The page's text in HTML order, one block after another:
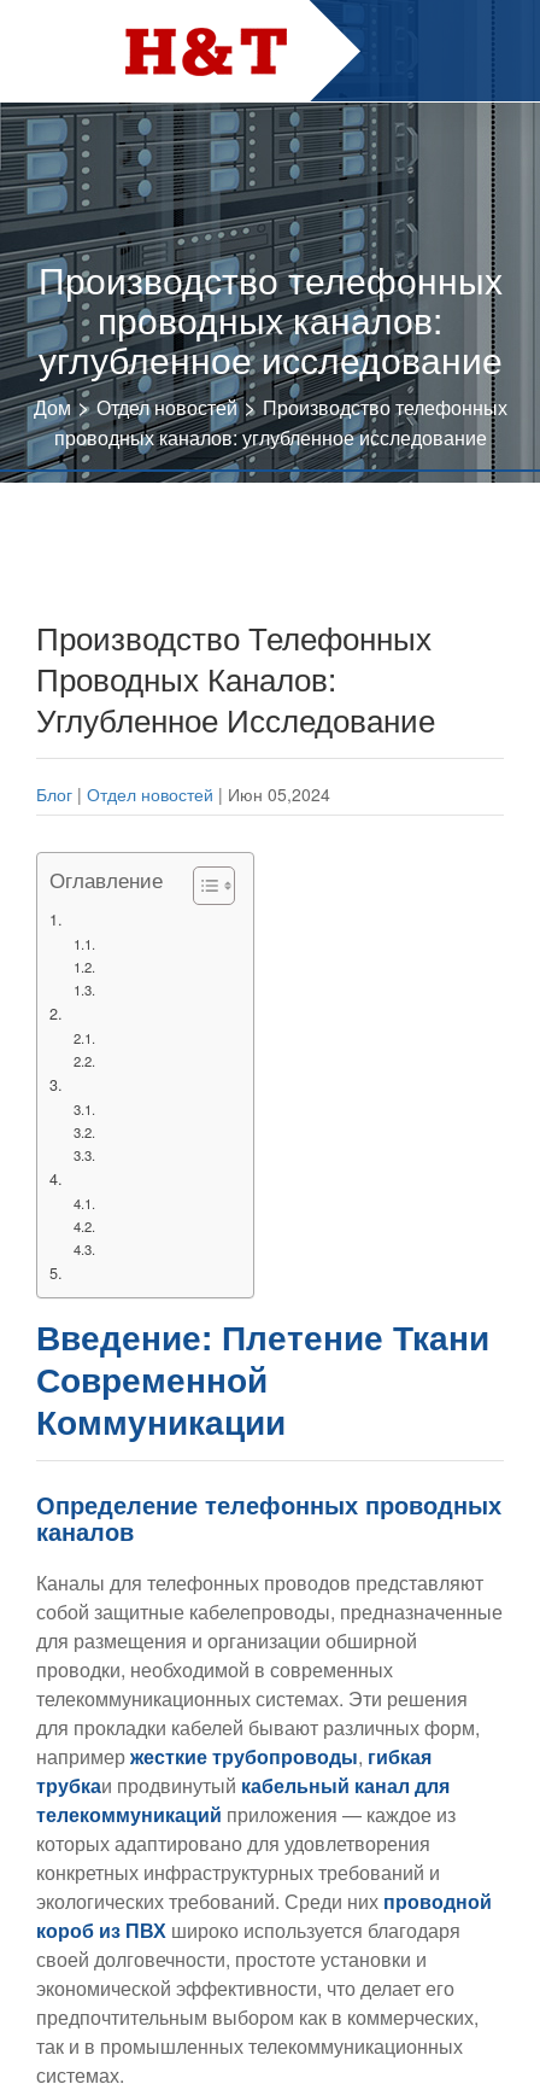
Производство телефонных
проводных каналов:
углубленное исследование
Дом>Отдел новостей> Производство телефонных
проводных каналов: углубленное исследование
Производство Телефонных
Проводных Каналов:
Углубленное Исследование
Блог | Отдел новостей | Июн 05,2024
Оглавление
Введение: Плетение Ткани
Современной
Коммуникации
Определение телефонных проводных
каналов
Каналы для телефонных проводов представляют
собой защитные кабелепроводы, предназначенные
для размещения и организации обширной
проводки, необходимой в современных
телекоммуникационных системах. Эти решения
для прокладки кабелей бывают различных форм,
напримержесткие трубопроводы, гибкая
трубкаи продвинутый кабельный канал для
телекоммуникаций приложения — каждое из
которых адаптировано для удовлетворения
конкретных инфраструктурных требований и
экологических требований. Среди них проводной
короб из ПВХ широко используется благодаря
своей долговечности, простоте установки и
экономической эффективности, что делает его
предпочтительным выбором как в коммерческих,
так и в промышленных телекоммуникационных
системах.